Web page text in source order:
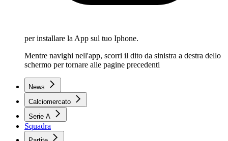
per installare la App sul tuo Iphone.
Mentre navighi nell'app, scorri il dito da sinistra a destra dello
schermo per tornare alle pagine precedenti
News
Calciomercato
Serie A
Squadra